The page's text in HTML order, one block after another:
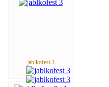
jablkofest 3